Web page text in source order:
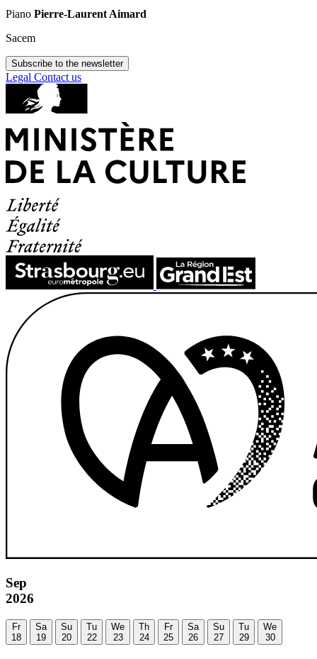
Piano Pierre-Laurent Aimard
Sacem
Subscribe to the newsletter
Legal Contact us
Sep
2026
Fr
18
Sa
19
Su
20
Tu
22
We
23
Th
24
Fr
25
Sa
26
Su
27
Tu
29
We
30